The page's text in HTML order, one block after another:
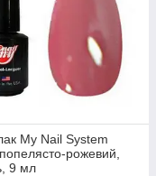
My Nail System
рожевий,
9 мл